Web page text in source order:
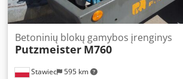
Stawiec 595 km
Betoninių blokų gamybos įrenginys
Putzmeister M760